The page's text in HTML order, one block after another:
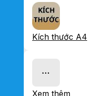
Kích thước A4
Xem thêm